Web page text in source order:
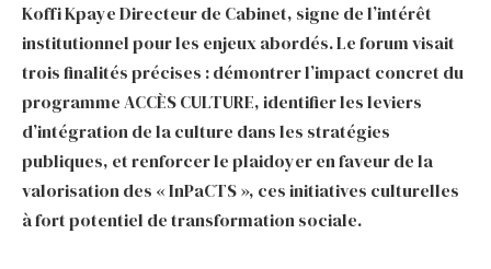
Koffi Kpaye Directeur de Cabinet, signe de l’intérêt
institutionnel pour les enjeux abordés. Le forum visait
trois finalités précises : démontrer l’impact concret du
programme ACCÈS CULTURE, identifier les leviers
d’intégration de la culture dans les stratégies
publiques, et renforcer le plaidoyer en faveur de la
valorisation des « InPaCTS », ces initiatives culturelles
à fort potentiel de transformation sociale.